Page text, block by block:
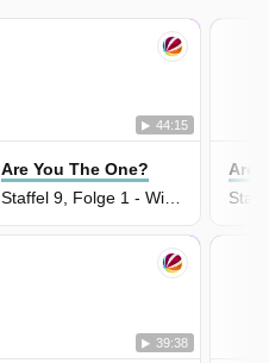
44:15
Are You The One?
Staffel 9, Folge 1 - Wie weit würdest du für die Liebe gehen? Teil 1
39:38
Are